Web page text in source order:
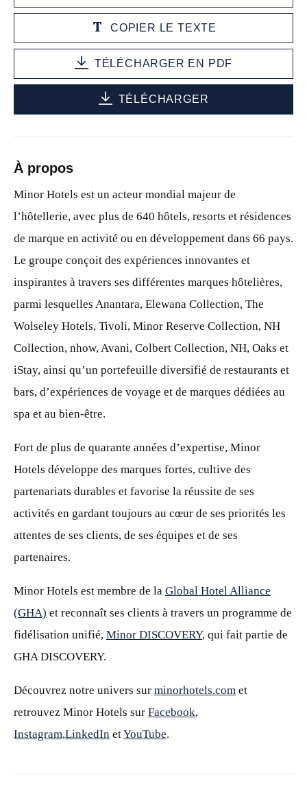
COPIER LE TEXTE
TÉLÉCHARGER EN PDF
TÉLÉCHARGER
À propos
Minor Hotels est un acteur mondial majeur de
l’hôtellerie, avec plus de 640 hôtels, resorts et résidences
de marque en activité ou en développement dans 66 pays.
Le groupe conçoit des expériences innovantes et
inspirantes à travers ses différentes marques hôtelières,
parmi lesquelles Anantara, Elewana Collection, The
Wolseley Hotels, Tivoli, Minor Reserve Collection, NH
Collection, nhow, Avani, Colbert Collection, NH, Oaks et
iStay, ainsi qu’un portefeuille diversifié de restaurants et
bars, d’expériences de voyage et de marques dédiées au
spa et au bien-être.
Fort de plus de quarante années d’expertise, Minor
Hotels développe des marques fortes, cultive des
partenariats durables et favorise la réussite de ses
activités en gardant toujours au cœur de ses priorités les
attentes de ses clients, de ses équipes et de ses
partenaires.
Minor Hotels est membre de la Global Hotel Alliance
(GHA) et reconnaît ses clients à travers un programme de
fidélisation unifié, Minor DISCOVERY, qui fait partie de
GHA DISCOVERY.
Découvrez notre univers sur minorhotels.com et
retrouvez Minor Hotels sur Facebook,
Instagram,LinkedIn etYouTube.